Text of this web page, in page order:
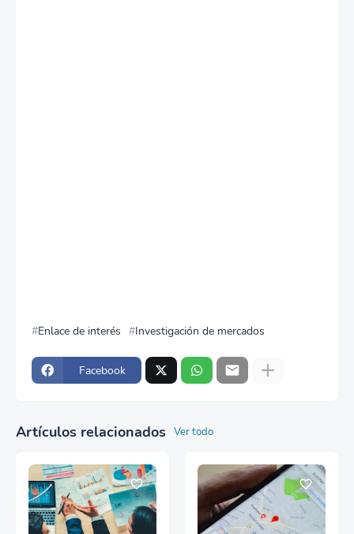
Enlace de interés Investigación de mercados
Facebook
Artículos relacionados Ver todo